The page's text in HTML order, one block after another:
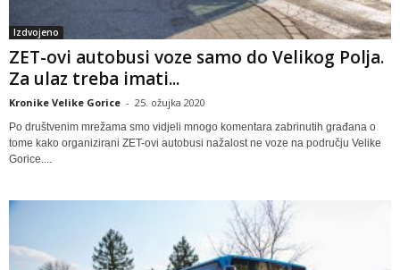
Izdvojeno
ZET-ovi autobusi voze samo do Velikog Polja.
Za ulaz treba imati...
Kronike Velike Gorice - 25. ožujka 2020
Po društvenim mrežama smo vidjeli mnogo komentara zabrinutih građana o
tome kako organizirani ZET-ovi autobusi nažalost ne voze na području Velike
Gorice....